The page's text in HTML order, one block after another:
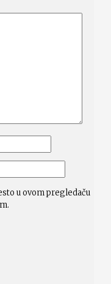
u ovom pregledaču